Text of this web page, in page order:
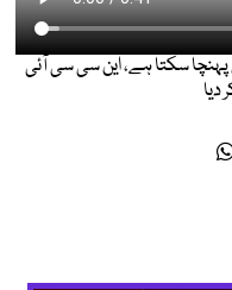
سکتا ہے، این سی سی آئی
دیا